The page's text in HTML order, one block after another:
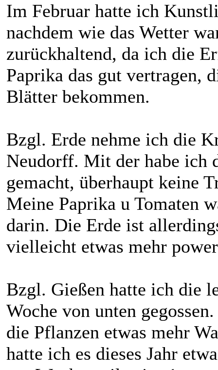
Im Februar hatte ich
nachdem wie das Wetter
zurückhaltend, da ich die
Paprika das gut vertragen,
Blätter bekommen.
Bzgl. Erde nehme ich die
Neudorff. Mit der habe ich
gemacht, überhaupt keine
Meine Paprika u Tomaten
darin. Die Erde ist
vielleicht etwas mehr
Bzgl. Gießen hatte ich die
Woche von unten
die Pflanzen etwas mehr
hatte ich es dieses Jahr